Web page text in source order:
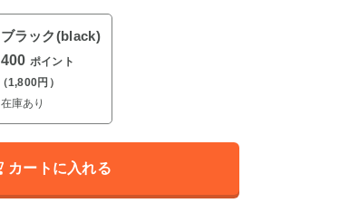
ブラック(black)
400 ポイント
（1,800円）
在庫あり
カートに入れる